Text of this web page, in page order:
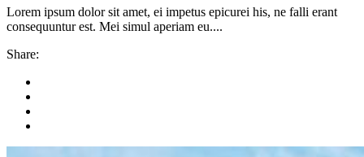
Lorem ipsum dolor sit amet, ei impetus epicurei his, ne falli erant
consequuntur est. Mei simul aperiam eu....
Share: